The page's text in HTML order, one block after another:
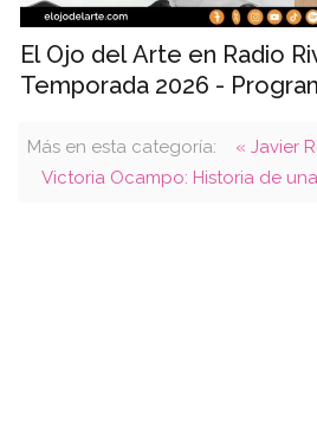
El Ojo del Arte en Radio
Temporada 2026 -
Más en esta categoría:
« Javier
Victoria Ocampo: Historia de